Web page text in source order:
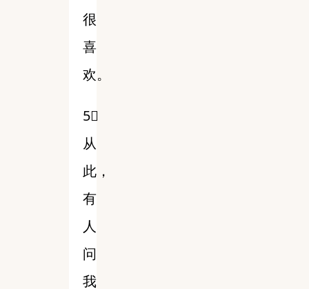
很
喜
欢。
5⃣️
从
此，
有
人
问
我